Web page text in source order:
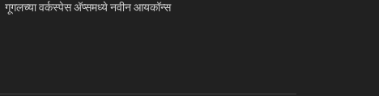
गूगलच्या वर्कस्पेस अ‍ॅप्समध्ये नवीन आयकॉन्स